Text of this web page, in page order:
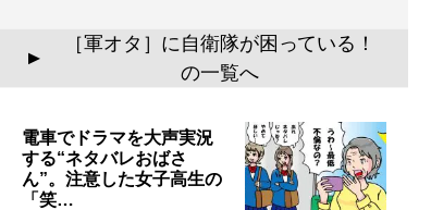
▲
［軍オタ］に自衛隊が困っている！
の一覧へ
電車でドラマを大声実況
する“ネタバレおばさ
ん”。注意した女子高生の
「笑…